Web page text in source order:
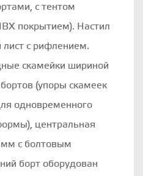
с тентом
покрытием). Настил
с рифлением.
скамейки шириной
(упоры скамеек
одновременного
центральная
с болтовым
борт оборудован